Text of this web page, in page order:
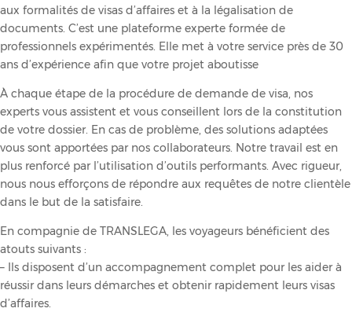
aux formalités de visas d’affaires et à la légalisation de
documents. C’est une plateforme experte formée de
professionnels expérimentés. Elle met à votre service près de 30
ans d’expérience afin que votre projet aboutisse
À chaque étape de la procédure de demande de visa, nos
experts vous assistent et vous conseillent lors de la constitution
de votre dossier. En cas de problème, des solutions adaptées
vous sont apportées par nos collaborateurs. Notre travail est en
plus renforcé par l’utilisation d’outils performants. Avec rigueur,
nous nous efforçons de répondre aux requêtes de notre clientèle
dans le but de la satisfaire.
En compagnie de TRANSLEGA, les voyageurs bénéficient des
atouts suivants :
– Ils disposent d’un accompagnement complet pour les aider à
réussir dans leurs démarches et obtenir rapidement leurs visas
d’affaires.